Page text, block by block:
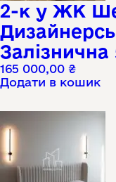
2-к у ЖК
Залізнична
165 000,00 ₴
Додати в кошик